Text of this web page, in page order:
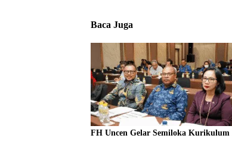
Baca Juga
FH Uncen Gelar Semiloka Kurikulum